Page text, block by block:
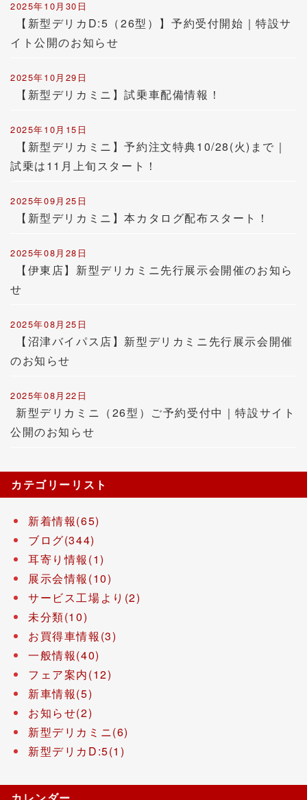
2025年10月30日
【新型デリカD:5（26型）】予約受付開始｜特設サ
イト公開のお知らせ
2025年10月29日
【新型デリカミニ】試乗車配備情報！
2025年10月15日
【新型デリカミニ】予約注文特典10/28(火)まで｜
試乗は11月上旬スタート！
2025年09月25日
【新型デリカミニ】本カタログ配布スタート！
2025年08月28日
【伊東店】新型デリカミニ先行展示会開催のお知ら
せ
2025年08月25日
【沼津バイパス店】新型デリカミニ先行展示会開催
のお知らせ
2025年08月22日
新型デリカミニ（26型）ご予約受付中｜特設サイト
公開のお知らせ
カテゴリーリスト
新着情報(65)
ブログ(344)
耳寄り情報(1)
展示会情報(10)
サービス工場より(2)
未分類(10)
お買得車情報(3)
一般情報(40)
フェア案内(12)
新車情報(5)
お知らせ(2)
新型デリカミニ(6)
新型デリカD:5(1)